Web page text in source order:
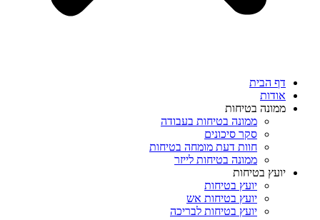
דף הבית
אודות
ממונה בטיחות
ממונה בטיחות בעבודה
סקר סיכונים
חוות דעת מומחה בטיחות
ממונה בטיחות לייזר
יועץ בטיחות
יועץ בטיחות
יועץ בטיחות אש
יועץ בטיחות לבריכה